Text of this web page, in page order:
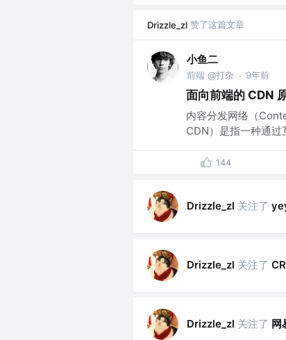
Drizzle_zl 赞了这篇文章
小鱼二
前端 @打杂 · 9年前
面向前端的 CDN
内容分发网络（
CDN）是指一种通过
144
Drizzle_zl 关注了
Drizzle_zl 关注了
Drizzle_zl 关注了 网